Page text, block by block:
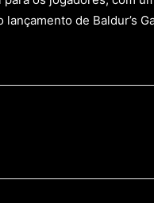
de Baldur’s